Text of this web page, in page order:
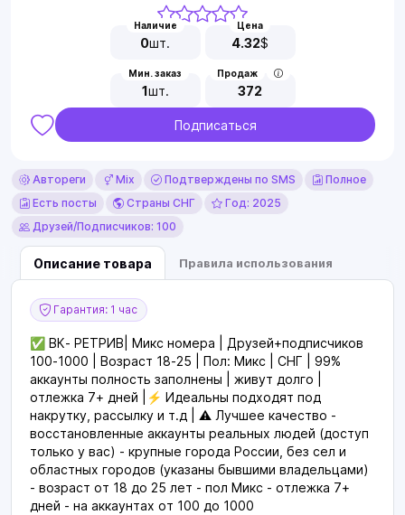
Наличие
0шт.
Цена
4.32$
Мин. заказ
1шт.
Продаж
372
Подписаться
Автореги Mix Подтверждены по SMS
Полное
Есть посты
Страны СНГ
Год: 2025
Друзей/Подписчиков: 100
Описание товара Правила использования
Гарантия: 1 час
✅ ВК- РЕТРИВ| Микс номера | Друзей+подписчиков
100-1000 | Возраст 18-25 | Пол: Микс | СНГ | 99%
аккаунты полность заполнены | живут долго |
отлежка 7+ дней |⚡️ Идеальны подходят под
накрутку, рассылку и т.д | ⚠️ Лучшее качество -
восстановленные аккаунты реальных людей (доступ
только у вас) - крупные города России, без сел и
областных городов (указаны бывшими владельцами)
- возраст от 18 до 25 лет - пол Микс - отлежка 7+
дней - на аккаунтах от 100 до 1000